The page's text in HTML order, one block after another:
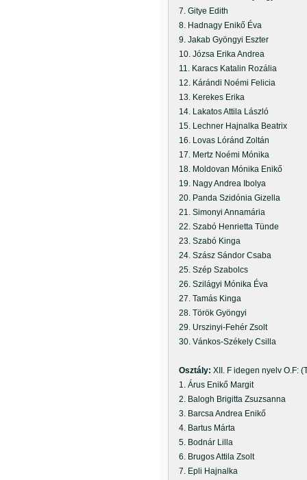
7. Gitye Edith
8. Hadnagy Enikő Éva
9. Jakab Gyöngyi Eszter
10. Józsa Erika Andrea
11. Karacs Katalin Rozália
12. Kárándi Noémi Felicia
13. Kerekes Erika
14. Lakatos Attila László
15. Lechner Hajnalka Beatrix
16. Lovas Lóránd Zoltán
17. Mertz Noémi Mónika
18. Moldovan Mónika Enikő
19. Nagy Andrea Ibolya
20. Panda Szidónia Gizella
21. Simonyi Annamária
22. Szabó Henrietta Tünde
23. Szabó Kinga
24. Szász Sándor Csaba
25. Szép Szabolcs
26. Szilágyi Mónika Éva
27. Tamás Kinga
28. Török Gyöngyi
29. Urszinyi-Fehér Zsolt
30. Vánkos-Székely Csilla
Osztály: XII. F idegen nyelv O.F:
1. Árus Enikő Margit
2. Balogh Brigitta Zsuzsanna
3. Barcsa Andrea Enikő
4. Bartus Márta
5. Bodnár Lilla
6. Brugos Attila Zsolt
7. Epli Hajnalka